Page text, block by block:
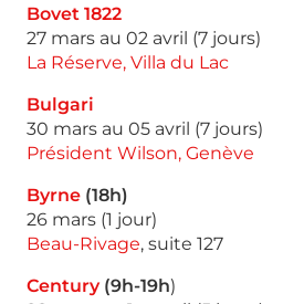
Bovet 1822
27 mars au 02 avril (7 jours)
La Réserve, Villa du Lac
Bulgari
30 mars au 05 avril (7 jours)
Président Wilson, Genève
Byrne (18h)
26 mars (1 jour)
Beau-Rivage, suite 127
Century(9h-19h)